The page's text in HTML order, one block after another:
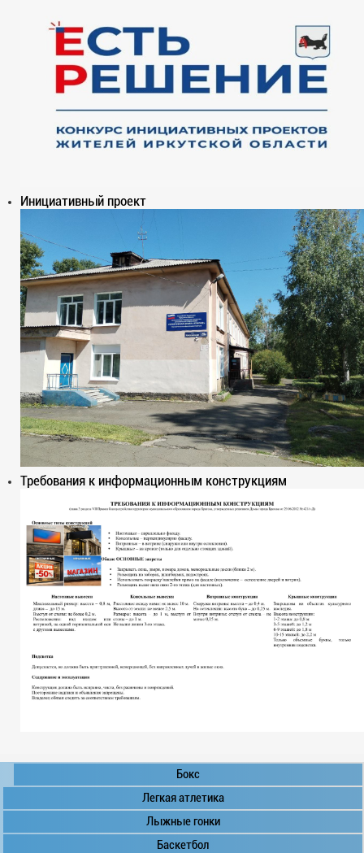
Инициативный проект
Требования к информационным конструкциям
Бокс
Легкая атлетика
Лыжные гонки
Баскетбол